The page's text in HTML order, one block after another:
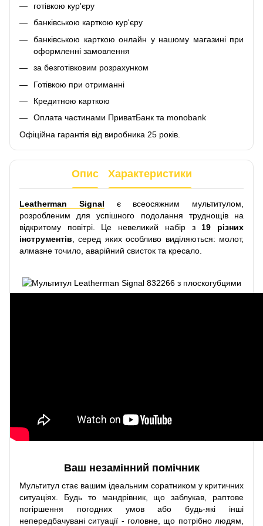
готівкою кур'єру
банківською карткою кур'єру
банківською карткою онлайн у нашому магазині при
оформленні замовлення
за безготівковим розрахунком
Готівкою при отриманні
Кредитною карткою
Оплата частинами ПриватБанк та monobank
Офіційна гарантія від виробника 25 років.
Опис Характеристики
Leatherman Signal є всеосяжним мультитулом,
розробленим для успішного подолання труднощів на
відкритому повітрі. Це невеликий набір з 19 різних
інструментів , серед яких особливо виділяються: молот,
алмазне точило, аварійний свисток та кресало.
Ваш незамінний помічник
Мультитул стає вашим ідеальним соратником у критичних
ситуаціях. Будь то мандрівник, що заблукав, раптове
погіршення погодних умов або будь-які інші
непередбачувані ситуації - головне, що потрібно людям,